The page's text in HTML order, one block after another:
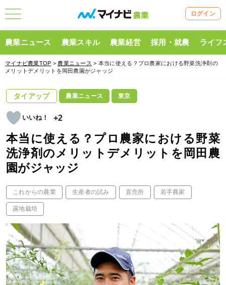
ログイン
農業ニュース 農業スキル 農業経営 採用・就農 ライフ
マイナビ農業TOP > 農業ニュース > 本当に使える？プロ農家における野菜洗浄剤の
メリットデメリットを岡田農園がジャッジ
タイアップ 農業ニュース 東京
+2
本当に使える？プロ農家における野菜
洗浄剤のメリットデメリットを岡田農
園がジャッジ
これからの農業 生産者の試み 直売所 若手農家
露地栽培